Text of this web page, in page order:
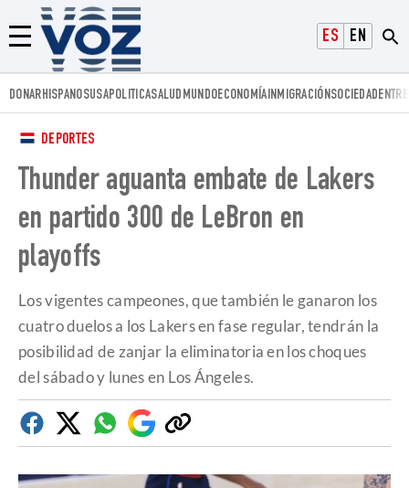
ESPAÑOLENGLISH
Menú
Voz.us
DONARHISPANOSUSAPOLITICASALUD MUNDOECONOMÍAINMIGRACIÓNSOCIEDAD
DEPORTES
Thunder aguanta embate de Lakers
en partido 300 de LeBron en
playoffs
Los vigentes campeones, que también le ganaron los
cuatro duelos a los Lakers en fase regular, tendrán la
posibilidad de zanjar la eliminatoria en los choques
del sábado y lunes en Los Ángeles.
FacebookTwitterWhatsapp
Google
Discover
Copiar
enlace